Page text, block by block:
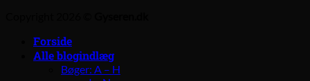
Forside
Alle blogindlæg
Bøger: A – H